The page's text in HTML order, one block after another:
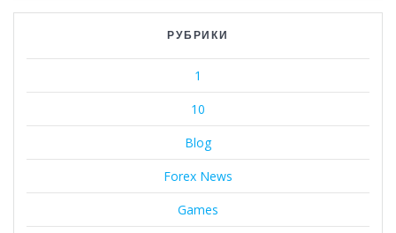
РУБРИКИ
1
10
Blog
Forex News
Games